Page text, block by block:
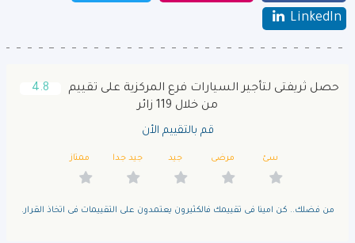
LinkedIn
حصل ثريفتى لتأجير السيارات فرع المركزية على تقييم
4.8
من خلال 119 زائر
قم بالتقييم الأن
سئ مرضى جيد جيد جدا ممتاز
من فضلك.. كن امينا فى تقييمك فالكثيرون يعتمدون على التقييمات فى اتخاذ القرار.